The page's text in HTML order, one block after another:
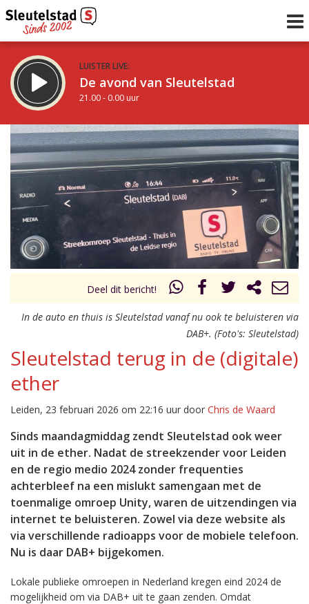
LUISTER LIVE:
De avond van Sleutelstad
21.00 - 0.00 uur
STRAKS:
De nacht van Sleutelstad
0.00 - 6.00 uur
Vorig uur
uur 1 van 0 Volgend uur
Deel dit bericht!
In de auto en thuis is Sleutelstad vanaf nu ook te beluisteren via
DAB+. (Foto's: Sleutelstad)
Sleutelstad terug in de (digitale)
ether
Leiden, 23 februari 2026 om 22:16 uur door Chris de Waard
Sinds maandagmiddag zendt Sleutelstad ook weer
uit in de ether. Nadat de streekzender voor Leiden
en de regio medio 2024 zonder frequenties
achterbleef na een mislukt samengaan met de
toenmalige omroep Unity, waren de uitzendingen via
internet te beluisteren. Zowel via deze website als
via verschillende radioapps voor de mobiele telefoon.
Nu is daar DAB+ bijgekomen.
Lokale publieke omroepen in Nederland kregen eind 2024 de
mogelijkheid om via DAB+ uit te gaan zenden. Omdat